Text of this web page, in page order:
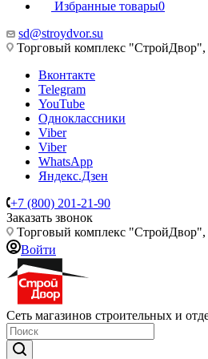
Избранные товары0
sd@stroydvor.su
Торговый комплекс "СтройДвор",
Вконтакте
Telegram
YouTube
Одноклассники
Viber
Viber
WhatsApp
Яндекс.Дзен
+7 (800) 201-21-90
Заказать звонок
Торговый комплекс "СтройДвор",
Войти
Сеть магазинов строительных и